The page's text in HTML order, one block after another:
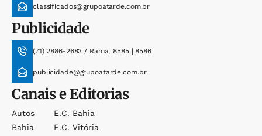
classificados@grupoatarde.com.br
Publicidade
(71) 2886-2683 / Ramal 8585 | 8586
publicidade@grupoatarde.com.br
Canais e Editorias
Autos
Bahia
E.c. Bahia
E.c. Vitória